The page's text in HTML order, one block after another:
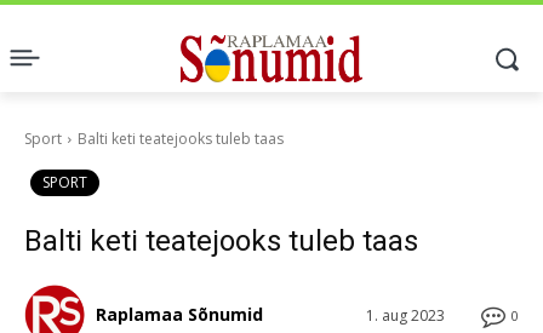
Sport Balti keti teatejooks tuleb taas
SPORT
Balti keti teatejooks tuleb taas
0
1. aug 2023
Raplamaa Sõnumid